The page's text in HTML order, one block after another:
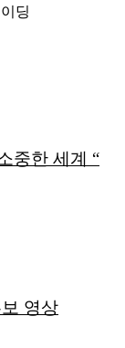
딩
중한 세계 “
영상